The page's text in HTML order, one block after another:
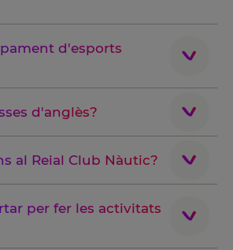
d'esports
d'anglès?
al Reial Club Nàutic?
per fer les activitats